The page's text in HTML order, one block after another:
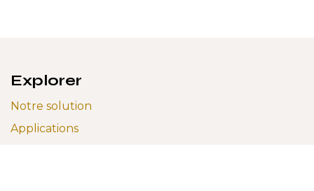
Explorer
Notre solution
Applications